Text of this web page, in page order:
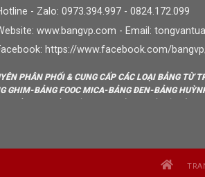
- Zalo: 0973.394.997 - 0824.172.099
www.bangvp.com - Email:
https://www.facebook.com/
PHÂN PHỐI & CUNG CẤP CÁC LOẠI BẢNG TỪ
GHIM-BẢNG FOOC MICA-BẢNG ĐEN-BẢNG
nhánh: Thành phố hải phòng; Tỉnh hải phòng